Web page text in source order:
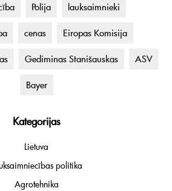
Polija lauksaimnieki
cenas Eiropas Komisija
Gediminas Stanišauskas ASV
Bayer
Kategorijas
Lietuva
politika
Agrotehnika